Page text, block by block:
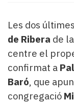
Contingut
patrocinat
Lo
més
llegit...
Editorial
Les dos
de Ribera de
centre el
confirmat a
Baró, que
congregació